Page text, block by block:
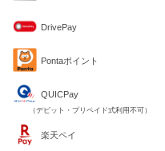
DrivePay
Pontaポイント
QUICPay
（デビット・プリペイド式利用不可）
楽天ペイ